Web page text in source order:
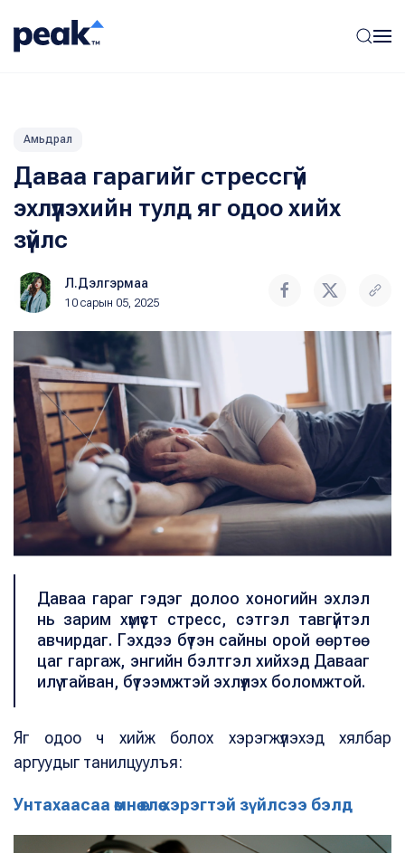
Амьдрал
Даваа гарагийг стрессгүй
эхлүүлэхийн тулд яг одоо хийх
зүйлс
Л.Дэлгэрмаа
10 сарын 05, 2025
Даваа гараг гэдэг долоо хоногийн эхлэл
нь зарим хүмүүст стресс, сэтгэл тавгүйтэл
авчирдаг. Гэхдээ бүтэн сайны орой өөртөө
цаг гаргаж, энгийн бэлтгэл хийхэд Давааг
илүү тайван, бүтээмжтэй эхлүүлэх боломжтой.
Яг одоо ч хийж болох хэрэгжүүлэхэд хялбар
аргуудыг танилцуулъя:
Унтахаасаа өмнө өглөө хэрэгтэй зүйлсээ бэлд